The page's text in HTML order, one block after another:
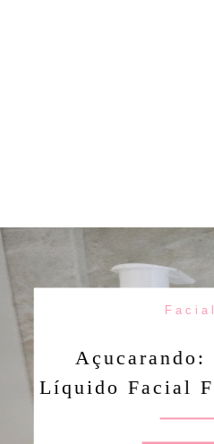
Facial
Sabonete
Fenzza Stitch